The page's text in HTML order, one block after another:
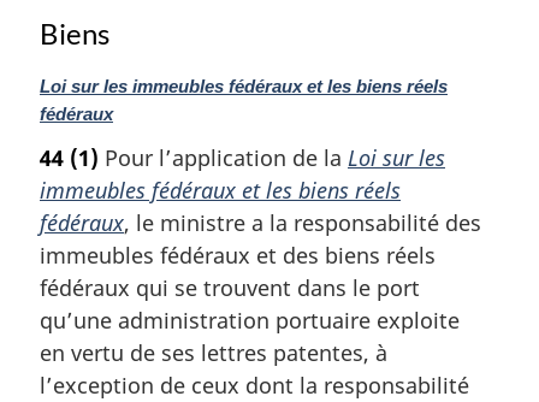
e
Biens
N
o
e
m
a
r
g
i
n
a
l
Loi sur les immeubles fédéraux et les biens réels
fédéraux
44 (1) Pour l’application de la Loi sur les
immeubles fédéraux et les biens réels
fédéraux, le ministre a la responsabilité des
immeubles fédéraux et des biens réels
fédéraux qui se trouvent dans le port
qu’une administration portuaire exploite
en vertu de ses lettres patentes, à
l’exception de ceux dont la responsabilité